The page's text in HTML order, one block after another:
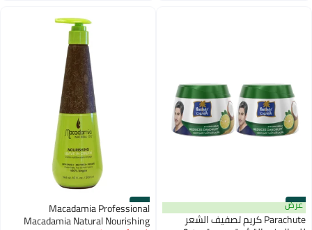
#45
عرض
Parachute كريم تصفيف الشعر
#46
Macadamia Professional
Macadamia Natural Nourishing